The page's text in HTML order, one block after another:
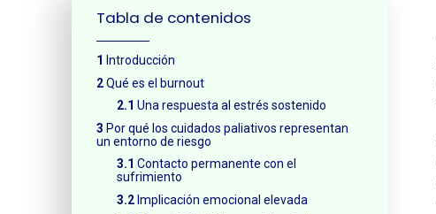
Tabla de contenidos
Introducción
Qué es el burnout
Una respuesta al estrés sostenido
Por qué los cuidados paliativos representan
un entorno de riesgo
Contacto permanente con el
sufrimiento
Implicación emocional elevada